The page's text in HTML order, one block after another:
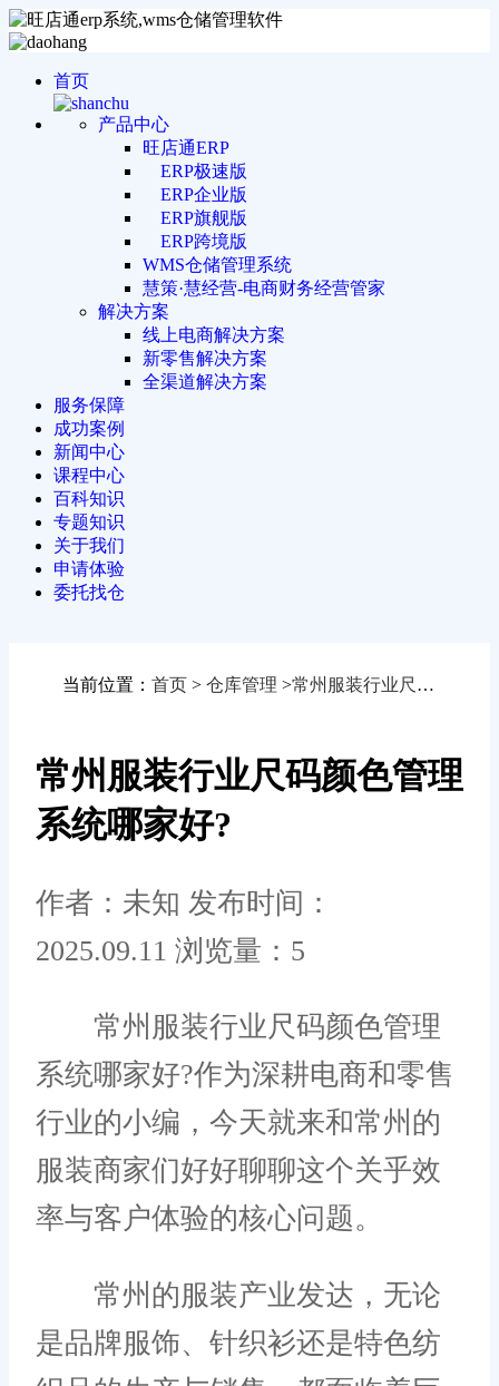
首页
产品中心
旺店通ERP
ERP极速版
ERP企业版
ERP旗舰版
ERP跨境版
WMS仓储管理系统
慧策·慧经营-电商财务经营管家
解决方案
线上电商解决方案
新零售解决方案
全渠道解决方案
服务保障
成功案例
新闻中心
课程中心
百科知识
专题知识
关于我们
申请体验
委托找仓
当前位置： 首页 > 仓库管理 >常州服装行业尺码颜色管理系统哪家好?
常州服装行业尺码颜色管理
系统哪家好?
作者：未知 发布时间：
2025.09.11 浏览量：5
常州服装行业尺码颜色管理
系统哪家好?作为深耕电商和零售
行业的小编，今天就来和常州的
服装商家们好好聊聊这个关乎效
率与客户体验的核心问题。
常州的服装产业发达，无论
是品牌服饰、针织衫还是特色纺